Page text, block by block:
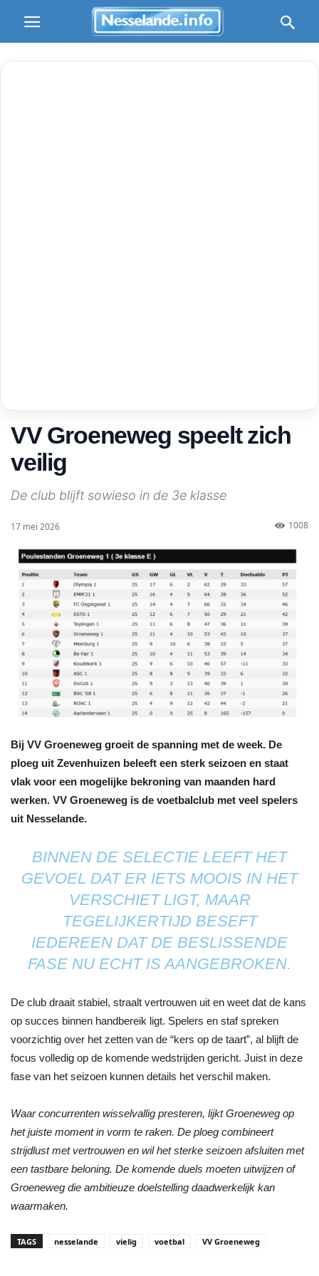
VV Groeneweg speelt zich
veilig
De club blijft sowieso in de 3e klasse
17 mei 2026 1008
Bij VV Groeneweg groeit de spanning met de week. De
ploeg uit Zevenhuizen beleeft een sterk seizoen en staat
vlak voor een mogelijke bekroning van maanden hard
werken. VV Groeneweg is de voetbalclub met veel spelers
uit Nesselande.
BINNEN DE SELECTIE LEEFT HET
GEVOEL DAT ER IETS MOOIS IN HET
VERSCHIET LIGT, MAAR
TEGELIJKERTIJD BESEFT
IEDEREEN DAT DE BESLISSENDE
FASE NU ECHT IS AANGEBROKEN.
De club draait stabiel, straalt vertrouwen uit en weet dat de kans
op succes binnen handbereik ligt. Spelers en staf spreken
voorzichtig over het zetten van de “kers op de taart”, al blijft de
focus volledig op de komende wedstrijden gericht. Juist in deze
fase van het seizoen kunnen details het verschil maken.
Waar concurrenten wisselvallig presteren, lijkt Groeneweg op
het juiste moment in vorm te raken. De ploeg combineert
strijdlust met vertrouwen en wil het sterke seizoen afsluiten met
een tastbare beloning. De komende duels moeten uitwijzen of
Groeneweg die ambitieuze doelstelling daadwerkelijk kan
waarmaken.
TAGS nesselande vielig voetbal VV Groeneweg